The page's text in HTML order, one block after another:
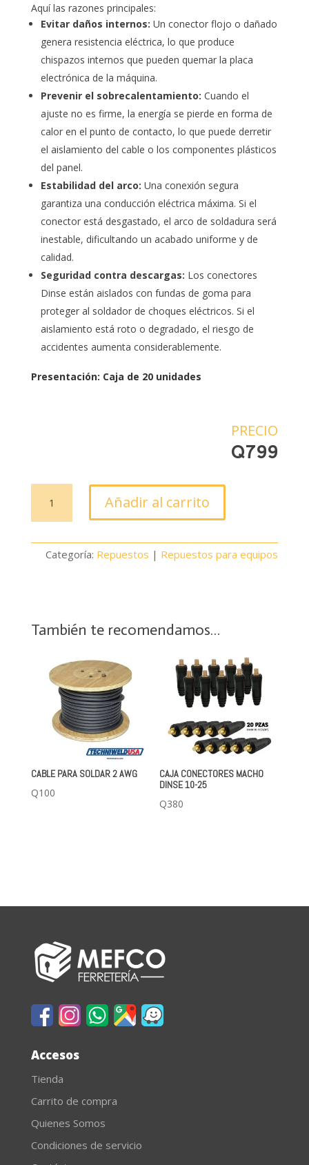
Aquí las razones principales:
Evitar daños internos: Un conector flojo o dañado
genera resistencia eléctrica, lo que produce
chispazos internos que pueden quemar la placa
electrónica de la máquina.
Prevenir el sobrecalentamiento: Cuando el
ajuste no es firme, la energía se pierde en forma de
calor en el punto de contacto, lo que puede derretir
el aislamiento del cable o los componentes plásticos
del panel.
Estabilidad del arco: Una conexión segura
garantiza una conducción eléctrica máxima. Si el
conector está desgastado, el arco de soldadura será
inestable, dificultando un acabado uniforme y de
calidad.
Seguridad contra descargas: Los conectores
Dinse están aislados con fundas de goma para
proteger al soldador de choques eléctricos. Si el
aislamiento está roto o degradado, el riesgo de
accidentes aumenta considerablemente.
Presentación: Caja de 20 unidades
PRECIO
Q799
conectores
macho
Añadir al carrito
Categoría: Repuestos | Repuestos para equipos
También te recomendamos…
CABLE PARA SOLDAR 2 AWG
Q100
CAJA CONECTORES MACHO
DINSE 10-25
Q380
Accesos
Tienda
Carrito de compra
Quienes Somos
Condiciones de servicio